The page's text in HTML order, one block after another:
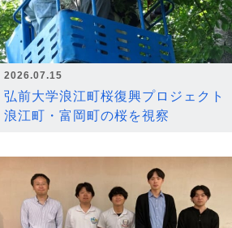
2026.07.15
弘前大学浪江町桜復興プロジェクト
浪江町・富岡町の桜を視察